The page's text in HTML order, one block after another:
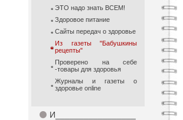
ЭТО надо знать ВСЕМ!
Здоровое питание
Сайты передач о здоровье
Из газеты "Бабушкины
рецепты"
Проверено на себе
-товары для здоровья
Журналы и газеты о
здоровье online
⚫ И_________________